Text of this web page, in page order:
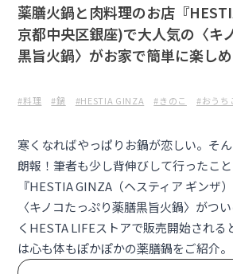
薬膳火鍋と肉料理のお店『
京都中央区銀座)で大人気の〈キ
黒旨火鍋〉がお家で簡単に楽しめ
#料理 #鍋 #HESTIA GINZA #きのこ #おうち
寒くなればやっぱりお鍋が恋しい。そ
朗報！筆者も少し背伸びして行ったこ
『HESTIA GINZA（ヘスティア ギンザ）
〈キノコたっぷり薬膳黒旨火鍋〉 がつ
くHESTA LIFEストアで販売開始される
は心も体もぽかぽかの薬膳鍋をご紹介。